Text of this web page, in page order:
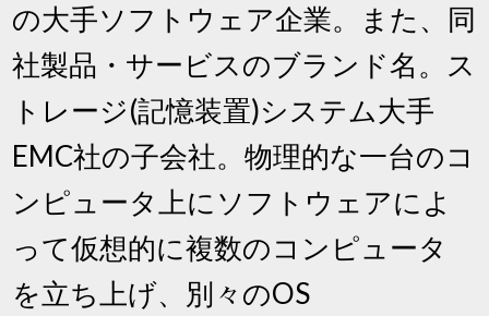
の大手ソフトウェア企業。また、同
社製品・サービスのブランド名。ス
トレージ(記憶装置)システム大手
EMC社の子会社。物理的な一台のコ
ンピュータ上にソフトウェアによ
って仮想的に複数のコンピュータ
を立ち上げ、別々のOS